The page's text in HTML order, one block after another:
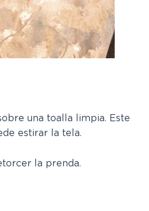
una toalla limpia. Este
estirar la tela.
la prenda.